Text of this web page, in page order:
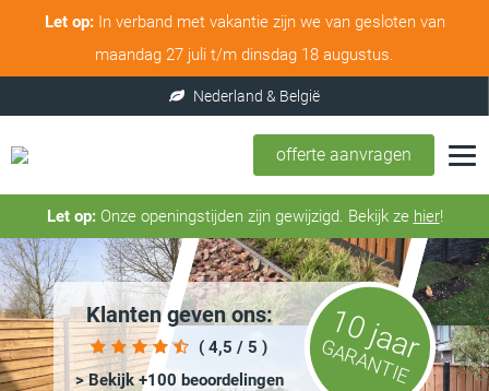
Let op:In verband met vakantie zijn we van gesloten van
maandag 27 juli t/m dinsdag 18 augustus.
offerte aanvragen
Let op:Onze openingstijden zijn gewijzigd. Bekijk ze hier!
Klanten geven ons:
( 4,5 / 5 )
> Bekijk +100 beoordelingen
10 jaar
GARANTIE